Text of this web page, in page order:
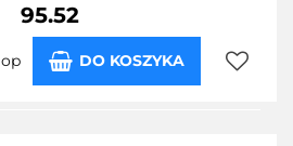
95.52
op DO KOSZYKA